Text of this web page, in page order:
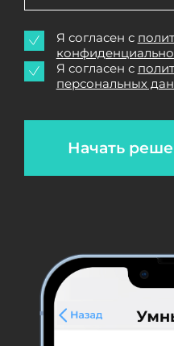
Начать
Я согласен с
Я согласен с
персональных